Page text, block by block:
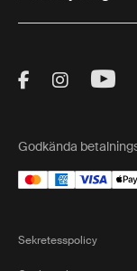
Visit Thule
Visit
Godkända
Sekretesspolicy